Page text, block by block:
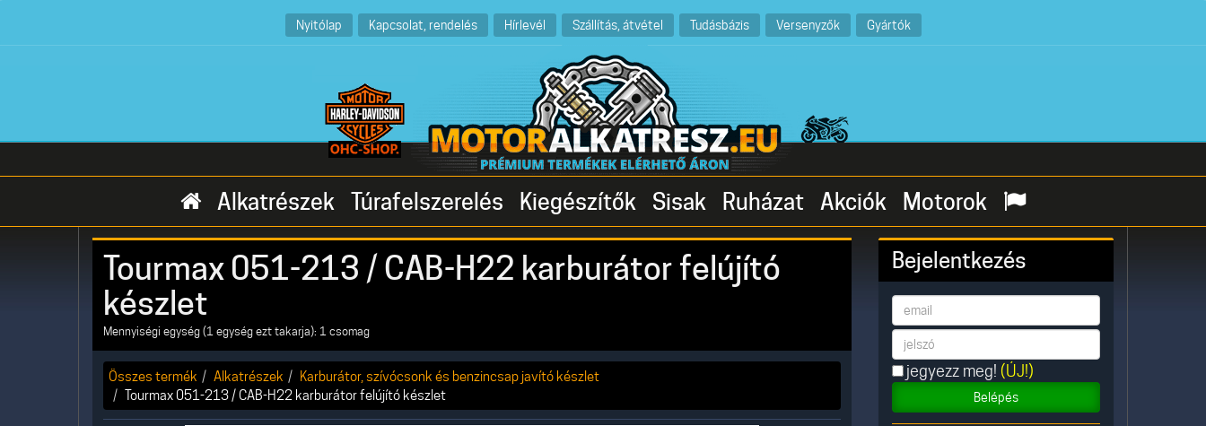
Nyitólap Kapcsolat, rendelés Hírlevél Szállítás, átvétel Tudásbázis Versenyzők Gyártók
Alkatrészek Túrafelszerelés Kiegészítők Sisak Ruházat Akciók Motorok
Tourmax 051-213 / CAB-H22 karburátor felújító
készlet
Mennyiségi egység (1 egység ezt takarja): 1 csomag
Összes termék Alkatrészek
Karburátor, szívócsonk és benzincsap javító készlet
Tourmax 051-213 / CAB-H22 karburátor felújító készlet
Bejelentkezés
jegyezz meg! (ÚJ!)
Belépés